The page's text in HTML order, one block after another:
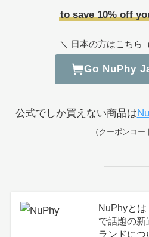
to save 10% off
＼ 日本の方はこちら
Go NuPhy
公式でしか買えない商品は
（クーポンコー
NuPhyと
で話題の
ランドにつ